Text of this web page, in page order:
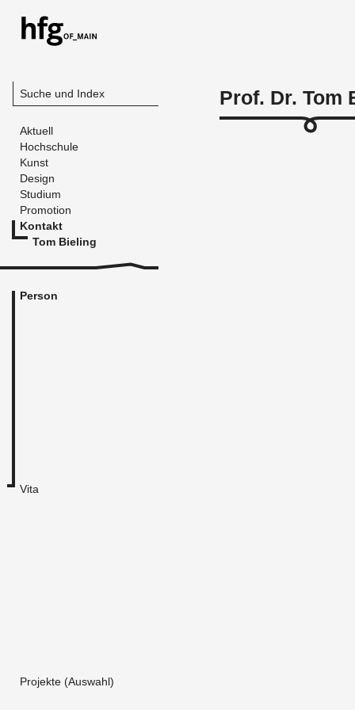
Suche und Index
Aktuell
Hochschule
Kunst
Design
Studium
Promotion
Kontakt
Tom Bieling
Person
Vita
Projekte (Auswahl)
Prof. Dr. Tom